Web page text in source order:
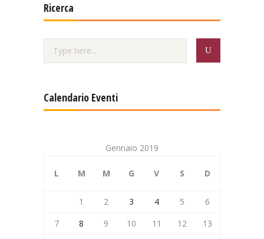
Ricerca
Calendario Eventi
Gennaio 2019
L M M G V S D
1 2 3 4 5
6
7
8 9 10 11 12
13